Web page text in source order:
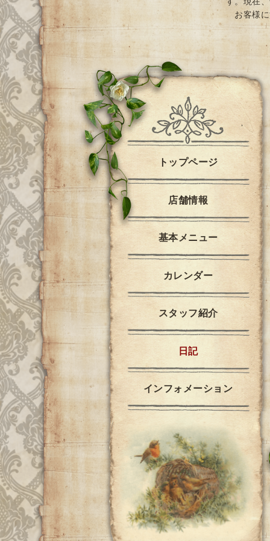
す。現在
お客様
トップページ
店舗情報
基本メニュー
カレンダー
スタッフ紹介
日記
インフォメーション